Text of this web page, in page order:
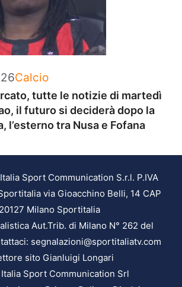
Categorie
Calcio
tutte le notizie di martedì
il futuro si deciderà dopo la
l’esterno tra Nusa e Fofana
Sport Communication S.r.l. P.IVA
via Gioacchino Belli, 14 CAP
20127 Milano Sportitalia
Aut.Trib. di Milano N° 262 del
segnalazioni@sportitaliatv.com
sito Gianluigi Longari
Sport Communication Srl